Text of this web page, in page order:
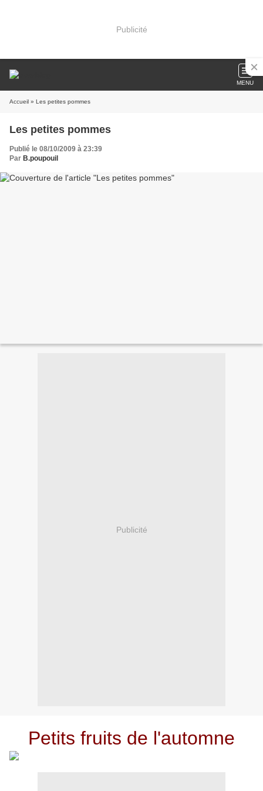
Publicité
MENU
Accueil » Les petites pommes
Les petites pommes
Publié le 08/10/2009 à 23:39
Par B.poupouil
Publicité
Petits fruits de l'automne